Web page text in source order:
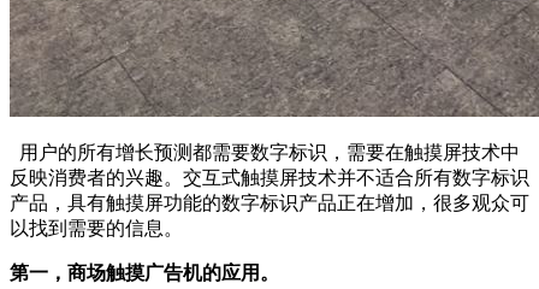
用户的所有增长预测都需要数字标识，需要在触摸屏技术中
反映消费者的兴趣。交互式触摸屏技术并不适合所有数字标识
产品，具有触摸屏功能的数字标识产品正在增加，很多观众可
以找到需要的信息。
第一，商场触摸广告机的应用。